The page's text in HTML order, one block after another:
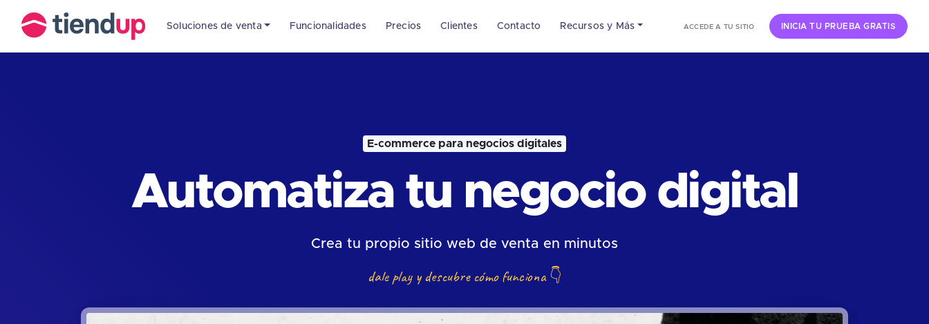
Soluciones de venta Funcionalidades Precios Clientes Contacto Recursos y Más ACCEDE A TU SITIO INICIA TU PRUEBA GRATIS
E-commerce para negocios digitales
Automatiza tu negocio digital
Crea tu propio sitio web de venta en minutos
dale play y descubre cómo funciona 👇